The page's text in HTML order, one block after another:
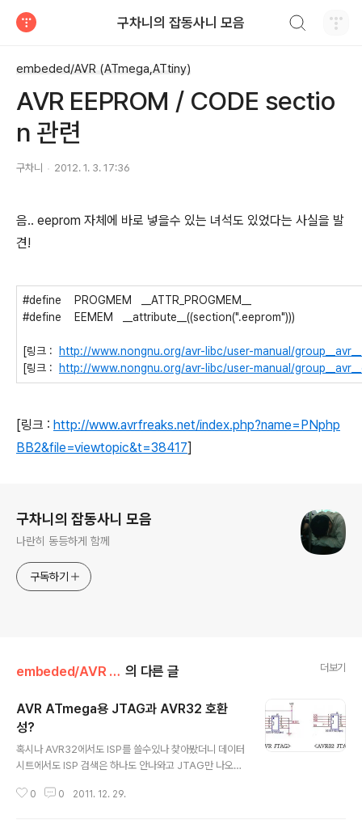
구차니의 잡동사니 모음
embeded/AVR (ATmega,ATtiny)
AVR EEPROM / CODE sectio
n 관련
구차니 2012. 1. 3. 17:36
음.. eeprom 자체에 바로 넣을수 있는 녀석도 있었다는 사실을 발
견!
#define
PROGMEM __ATTR_PROGMEM__
#define
EEMEM __attribute__((section(".eeprom")))
[링크 :
http://www.nongnu.org/avr-libc/user-manual/
[링크 :
http://www.nongnu.org/avr-libc/user-manual/
[링크 : http://www.avrfreaks.net/index.php?name=PNphp
BB2&file=viewtopic&t=38417]
구차니의 잡동사니 모음
나란히 동등하게 함께
구독하기
embeded/AVR (ATmega,ATtiny) 의 다른 글 더보기
AVR ATmega용 JTAG과 AVR32 호환
성?
혹시나 AVR32에서도 ISP를 쓸수있나 찾아봤더니 데이터
시트에서도 ISP 검색은 하나도 안나와고 JTAG만 나오는
and Atmel's Jtag mkII required. While there are
0 0 2011. 12. 29.